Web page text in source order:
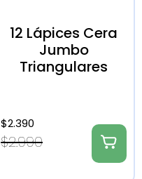
12 Lápices Cera
Jumbo
Triangulares
$2.990
$2.390